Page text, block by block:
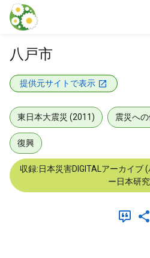
本文に飛ぶ
八戸市
提供元サイトで表示
東日本大震災 (2011) 震災への
復興
収録:日本災害DIGITALアーカイブ
ー日本研